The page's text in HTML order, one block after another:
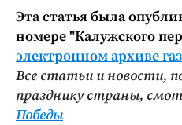
Эта статья была
номере "Калужского
электронном архиве
Все статьи и новости,
празднику страны,
Победы